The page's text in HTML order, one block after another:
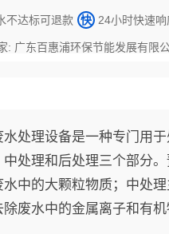
不达标可退款 快 24小时快速响
: 广东百惠浦环保节能发展有限
水处理设备是一种专门用
中处理和后处理三个部分
水中的大颗粒物质；中处
除废水中的金属离子和有